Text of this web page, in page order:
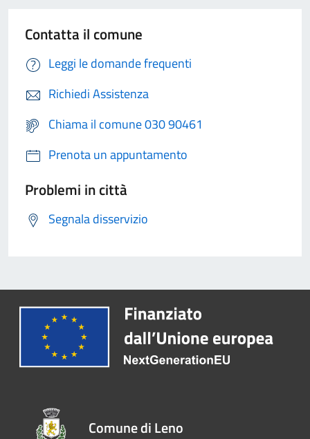
Contatta il comune
Leggi le domande frequenti
Richiedi Assistenza
Chiama il comune 030 90461
Prenota un appuntamento
Problemi in città
Segnala disservizio
Comune di Leno